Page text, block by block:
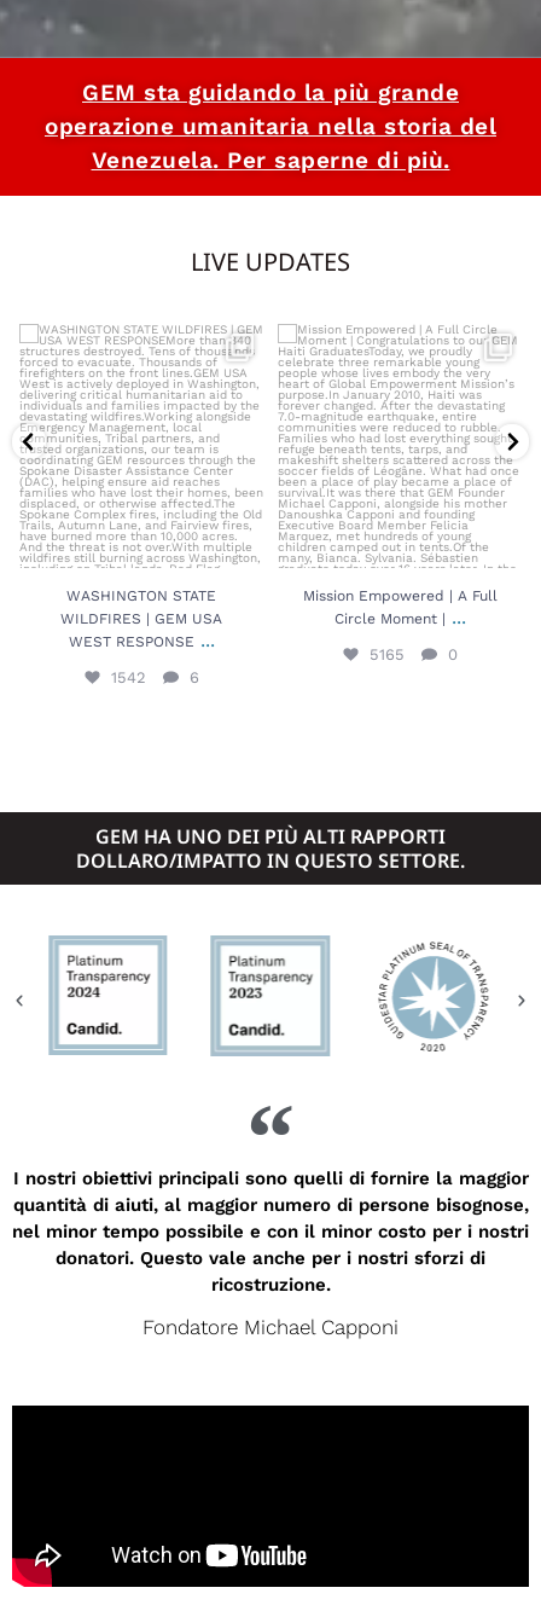
GEM sta guidando la più grande
operazione umanitaria nella storia del
Venezuela. Per saperne di più.
LIVE UPDATES
WASHINGTON STATE WILDFIRES |
GEM USA WEST RESPONSE...
1542 6
WASHINGTON STATE
WILDFIRES | GEM USA
WEST RESPONSE ...
1542 6
Mission Empowered | A Full Circle
Moment |...
5165 0
Mission Empowered | A Full
Circle Moment | ...
5165 0
GEM HA UNO DEI PIÙ ALTI RAPPORTI
DOLLARO/IMPATTO IN QUESTO SETTORE.
I nostri obiettivi principali sono quelli di fornire la maggior
quantità di aiuti, al maggior numero di persone bisognose,
nel minor tempo possibile e con il minor costo per i nostri
donatori. Questo vale anche per i nostri sforzi di
ricostruzione.
Fondatore Michael Capponi